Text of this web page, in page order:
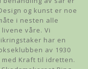
og kunst er noe
i nesten alle
våre. Vi
har en
av 1930
Kraft til idretten.